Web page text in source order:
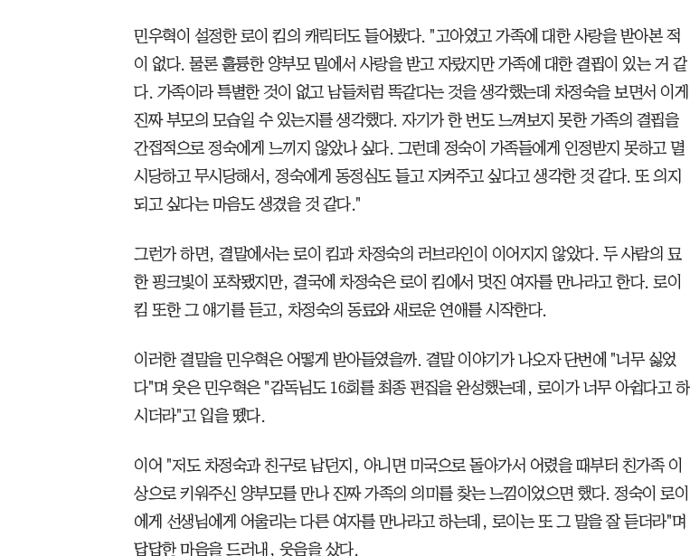
민우혁이 설정한 로이 킴의 캐릭터도 들어봤다. "고아였고 가족에 대한 사랑을 받아본 적
이 없다. 물론 훌륭한 양부모 밑에서 사랑을 받고 자랐지만 가족에 대한 결핍이 있는 거 같
다. 가족이라 특별한 것이 없고 남들처럼 똑같다는 것을 생각했는데 차정숙을 보면서 이게
진짜 부모의 모습일 수 있는지를 생각했다. 자기가 한 번도 느껴보지 못한 가족의 결핍을
간접적으로 정숙에게 느끼지 않았나 싶다. 그런데 정숙이 가족들에게 인정받지 못하고 멸
시당하고 무시당해서, 정숙에게 동정심도 들고 지켜주고 싶다고 생각한 것 같다. 또 의지
되고 싶다는 마음도 생겼을 것 같다."
그런가 하면, 결말에서는 로이 킴과 차정숙의 러브라인이 이어지지 않았다. 두 사람의 묘
한 핑크빛이 포착됐지만, 결국에 차정숙은 로이 킴에서 멋진 여자를 만나라고 한다. 로이
킴 또한 그 얘기를 듣고, 차정숙의 동료와 새로운 연애를 시작한다.
이러한 결말을 민우혁은 어떻게 받아들였을까. 결말 이야기가 나오자 단번에 "너무 싫었
다"며 웃은 민우혁은 "감독님도 16회를 최종 편집을 완성했는데, 로이가 너무 아쉽다고 하
시더라"고 입을 뗐다.
이어 "저도 차정숙과 친구로 남던지, 아니면 미국으로 돌아가서 어렸을 때부터 친가족 이
상으로 키워주신 양부모를 만나 진짜 가족의 의미를 찾는 느낌이었으면 했다. 정숙이 로이
에게 선생님에게 어울리는 다른 여자를 만나라고 하는데, 로이는 또 그 말을 잘 듣더라"며
답답한 마음을 드러내, 웃음을 샀다.